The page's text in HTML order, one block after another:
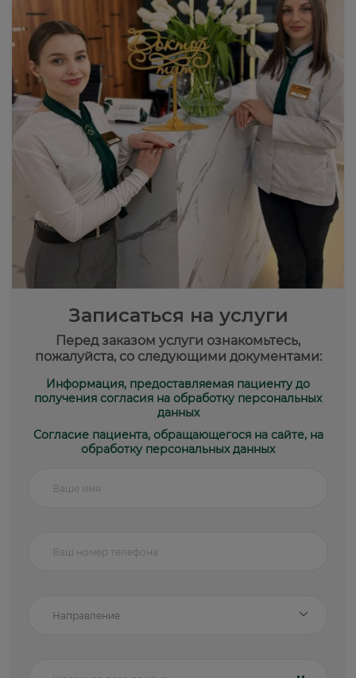
Записаться на услуги
Перед заказом услуги ознакомьтесь,
пожалуйста, со следующими документами:
Информация, предоставляемая пациенту до
получения согласия на обработку персональных
данных
Согласие пациента, обращающегося на сайте, на
обработку персональных данных
Направление